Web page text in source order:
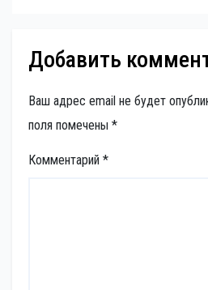
Добавить
Ваш адрес email не будет
поля помечены *
Комментарий *